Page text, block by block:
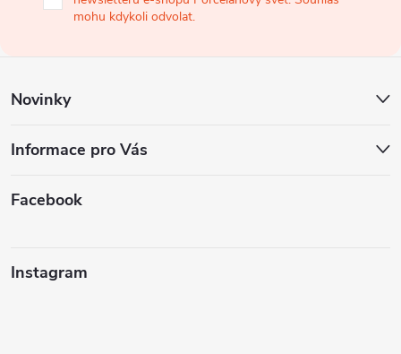
í
mohu kdykoli odvolat.
Novinky
Informace pro Vás
Facebook
Instagram